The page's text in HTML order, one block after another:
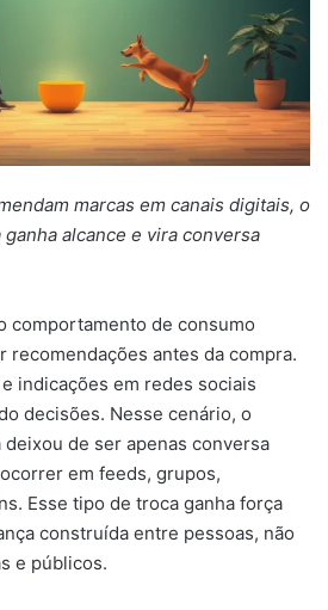
marcas em canais digitais, o
alcance e vira conversa
comportamento de consumo
recomendações antes da compra.
indicações em redes sociais
decisões. Nesse cenário, o
de ser apenas conversa
em feeds, grupos,
Esse tipo de troca ganha força
construída entre pessoas, não
e públicos.